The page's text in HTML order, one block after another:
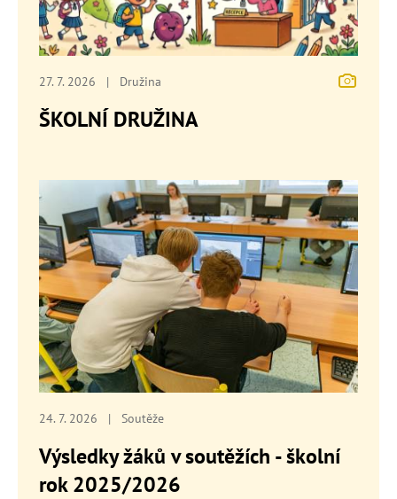
27. 7. 2026 | Družina
ŠKOLNÍ DRUŽINA
24. 7. 2026 | Soutěže
Výsledky žáků v soutěžích - školní
rok 2025/2026